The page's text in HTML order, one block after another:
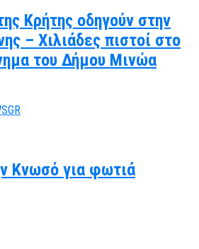
Κρήτης οδηγούν στην
– Χιλιάδες πιστοί στο
του Δήμου Μινώα
Κνωσό για φωτιά